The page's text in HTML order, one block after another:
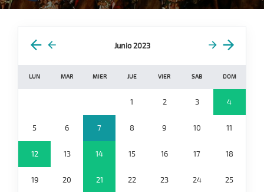
Junio 2023
LUN MAR MIER JUE VIER SAB DOM
1 2 3 4
5 6 7 8 9 10 11
12 13 14 15 16 17 18
19 20 21 22 23 24 25